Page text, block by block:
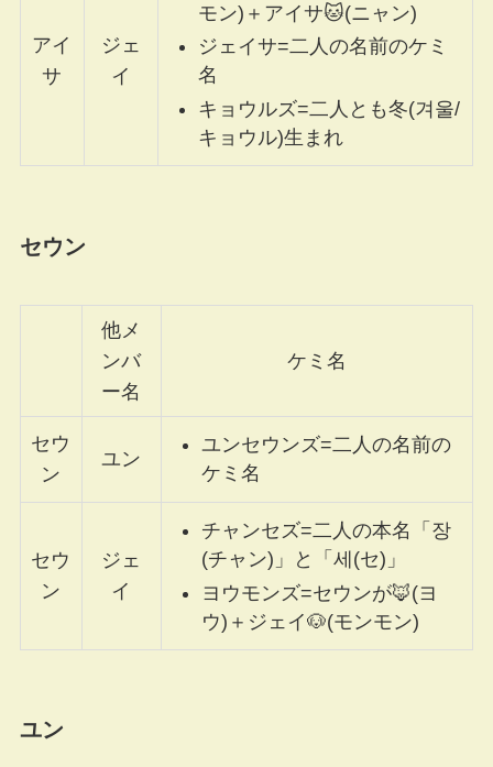
アイ
サ
ジェ
イ
モン)＋アイサ🐱(ニャン)
ジェイサ=二人の名前のケミ
名
キョウルズ=二人とも冬(겨울/
キョウル)生まれ
セウン
他メ
ンバ
ー名
ケミ名
セウ
ン
ユン
ユンセウンズ=二人の名前の
ケミ名
セウ
ン
ジェ
イ
チャンセズ=二人の本名「장
(チャン)」と「세(セ)」
ヨウモンズ=セウンが🦊(ヨ
ウ)＋ジェイ🐶(モンモン)
ユン